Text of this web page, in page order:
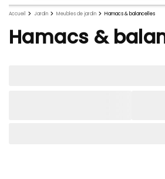
Accueil Jardin Meubles de jardin Hamacs & balancelles
Hamacs &